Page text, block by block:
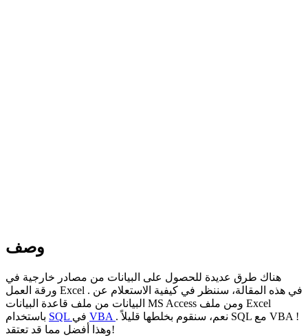
وصف
هناك طرق عديدة للحصول على البيانات من مصادر خارجية في
Excel . في هذه المقالة، سننظر في كيفية الاستعلام عن
MS Access
Excel
SQL VBA SQL VBA !
وهذا أفضل مما قد تعتقد!